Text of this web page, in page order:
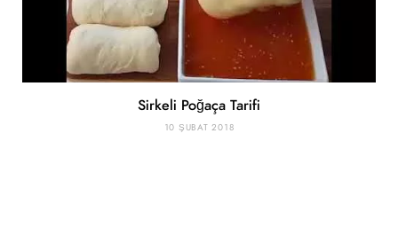
Sirkeli Poğaça Tarifi
10 ŞUBAT 2018